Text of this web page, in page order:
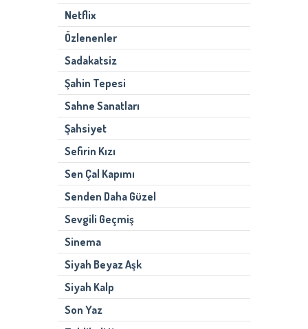
Netflix
Özlenenler
Sadakatsiz
Şahin Tepesi
Sahne Sanatları
Şahsiyet
Sefirin Kızı
Sen Çal Kapımı
Senden Daha Güzel
Sevgili Geçmiş
Sinema
Siyah Beyaz Aşk
Siyah Kalp
Son Yaz